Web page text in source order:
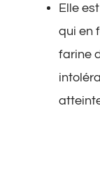
Elle
qui en
farine